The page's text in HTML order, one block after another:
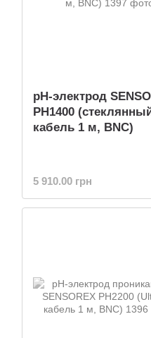
pH-электрод
PH1400
кабель 1 м, BNC)
5 910.00 грн